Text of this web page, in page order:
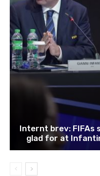
Internt brev: FIFAs
glad for at